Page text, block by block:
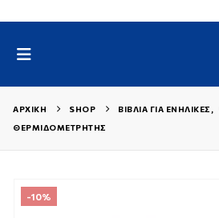
ΑΡΧΙΚΉ SHOP ΒΙΒΛΊΑ ΓΙΑ ΕΝΉΛΙΚΕΣ ,
ΘΕΡΜΙΔΟΜΕΤΡΗΤΉΣ
-10%